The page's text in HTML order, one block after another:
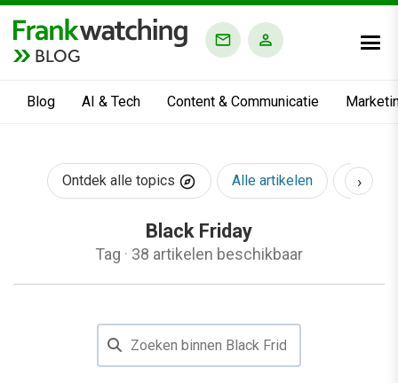
BLOG
Blog AI & Tech Content & Communicatie
Ontdek alle topics Alle artikelen AI &
›
Black Friday
Tag · 38 artikelen beschikbaar